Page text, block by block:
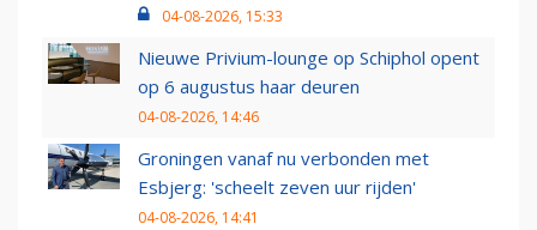
04-08-2026, 15:33
Nieuwe Privium-lounge op Schiphol opent
op 6 augustus haar deuren
04-08-2026, 14:46
Groningen vanaf nu verbonden met
Esbjerg: 'scheelt zeven uur rijden'
04-08-2026, 14:41